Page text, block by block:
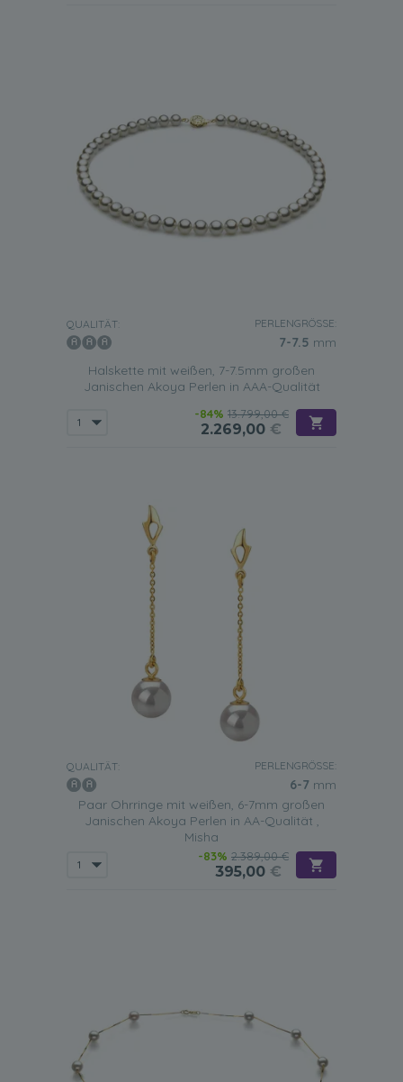
QUALITÄT: PERLENGRÖSSE:
7-7.5 mm
Halskette mit weißen, 7-7.5mm großen
Janischen Akoya Perlen in AAA-Qualität
-84% 13.799,00 €
2.269,00 €
QUALITÄT: PERLENGRÖSSE:
6-7 mm
Paar Ohrringe mit weißen, 6-7mm großen
Janischen Akoya Perlen in AA-Qualität ,
Misha
-83% 2.389,00 €
395,00 €